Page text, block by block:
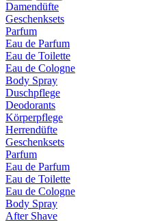
Damendüfte
Geschenksets
Parfum
Eau de Parfum
Eau de Toilette
Eau de Cologne
Body Spray
Duschpflege
Deodorants
Körperpflege
Herrendüfte
Geschenksets
Parfum
Eau de Parfum
Eau de Toilette
Eau de Cologne
Body Spray
After Shave